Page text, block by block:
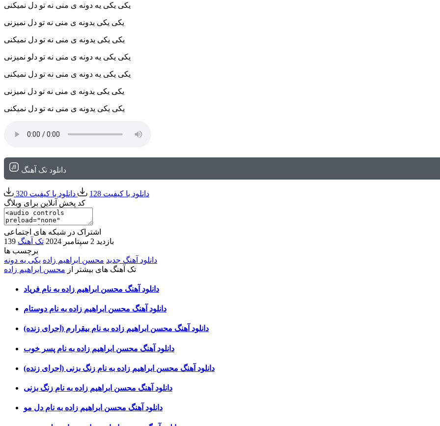
یکی یکی یه دونه ی منی نه تو دل نمیکنی
یکی یکی یدونه ی منی نه تو دل نمیزنی
یکی یکی یدونه ی منی نه تو دل نمیکنی
یکی یکی یه دونه ی منی نه تو دلو نمیزنی
یکی یکی یه دونه ی منی نه تو دل نمیکنی
یکی یکی یدونه ی منی نه تو دل نمیزنی
یکی یکی یدونه ی منی نه تو دل نمیکنی
دانلود تک آهنگ
دانلود با کیفیت 128
دانلود با کیفیت 320
کد پخش آنلاین برای وبلاگ
اشتراک در شبکه های اجتماعی
139 بازدید 2 سپتامبر 2024
تک آهنگ
برچسب ها
دانلود آهنگ جدید محسن ابراهیم زاده یکی یه دونه
تک آهنگ های بیشتر از محسن ابراهیم زاده
دانلود آهنگ محسن ابراهیم زاده به نام فریاد
دانلود آهنگ محسن ابراهیم زاده به نام دوستام
دانلود آهنگ محسن ابراهیم زاده به نام بیقرارم (اجرای زنده)
دانلود آهنگ محسن ابراهیم زاده به نام پسر خوب
دانلود آهنگ محسن ابراهیم زاده به نام زنگ بزنی (اجرای زنده)
دانلود آهنگ محسن ابراهیم زاده به نام زنگ بزنی
دانلود آهنگ محسن ابراهیم زاده به نام دل مو